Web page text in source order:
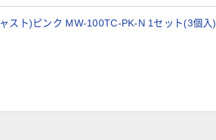
スト)ピンク MW-100TC-PK-N 1セット(3個入)